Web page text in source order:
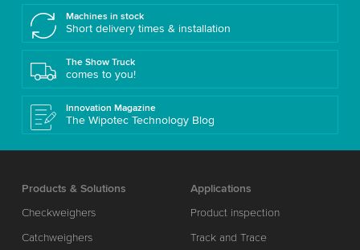
Machines in stock
Short delivery times & installation
The Show Truck
comes to you!
Innovation Magazine
The Wipotec Technology Blog
Products & Solutions
Checkweighers
Catchweighers
Applications
Product inspection
Track and Trace